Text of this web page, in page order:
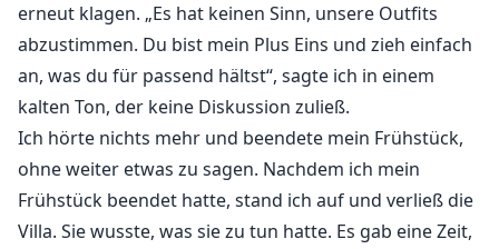
erneut klagen. „Es hat keinen Sinn, unsere Outfits
abzustimmen. Du bist mein Plus Eins und zieh einfach
an, was du für passend hältst“, sagte ich in einem
kalten Ton, der keine Diskussion zuließ.
Ich hörte nichts mehr und beendete mein Frühstück,
ohne weiter etwas zu sagen. Nachdem ich mein
Frühstück beendet hatte, stand ich auf und verließ die
Villa. Sie wusste, was sie zu tun hatte. Es gab eine Zeit,